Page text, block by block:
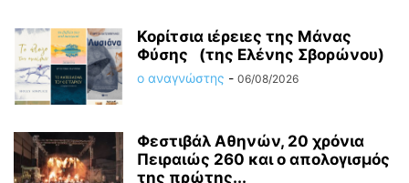
Κορίτσια ιέρειες της Μάνας
Φύσης (της Ελένης Σβορώνου)
ο αναγνώστης - 06/08/2026
Φεστιβάλ Αθηνών, 20 χρόνια
Πειραιώς 260 και ο απολογισμός
της πρώτης...